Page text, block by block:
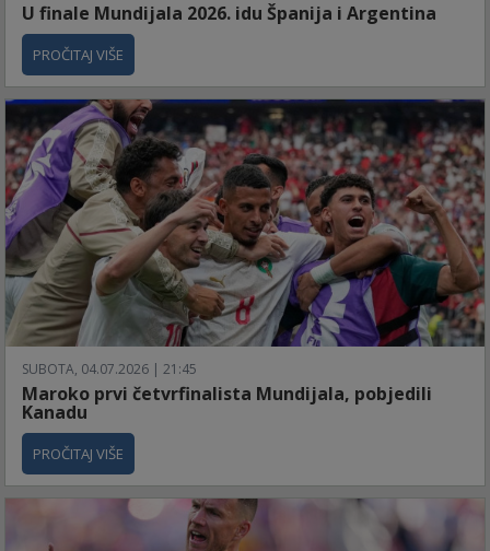
U finale Mundijala 2026. idu Španija i Argentina
PROČITAJ VIŠE
SUBOTA, 04.07.2026 | 21:45
Maroko prvi četvrfinalista Mundijala, pobjedili
Kanadu
PROČITAJ VIŠE